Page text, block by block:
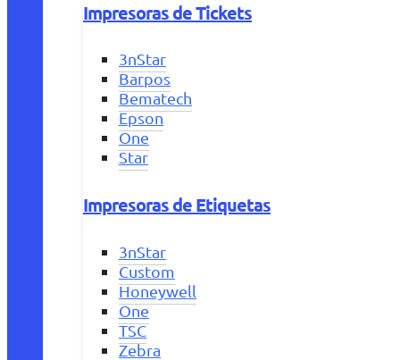
Impresoras de Tickets
3nStar
Barpos
Bematech
Epson
One
Star
Impresoras de Etiquetas
3nStar
Custom
Honeywell
One
TSC
Zebra